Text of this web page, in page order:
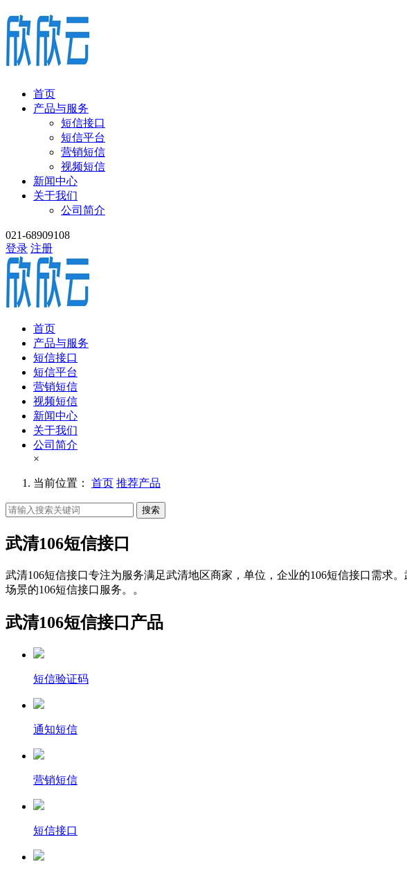
首页
产品与服务
短信接口
短信平台
营销短信
视频短信
新闻中心
关于我们
公司简介
021-68909108
登录 注册
首页
产品与服务
短信接口
短信平台
营销短信
视频短信
新闻中心
关于我们
公司简介
×
当前位置： 首页 推荐产品
搜索
武清106短信接口
武清106短信接口专注为服务满足武清地区商家，单位，企业的106短信接口需求
场景的106短信接口服务。。
武清106短信接口产品
短信验证码
通知短信
营销短信
短信接口